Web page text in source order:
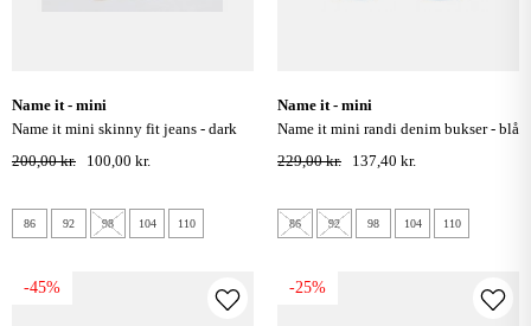
name it - mini
name it mini skinny fit jeans - dark
blue denim
200,00 kr. 100,00 kr.
86 92 98 104 110
name it - mini
name it mini randi denim bukser - blå
/ light blue denim
229,00 kr. 137,40 kr.
86 92 98 104 110
-45% -25%